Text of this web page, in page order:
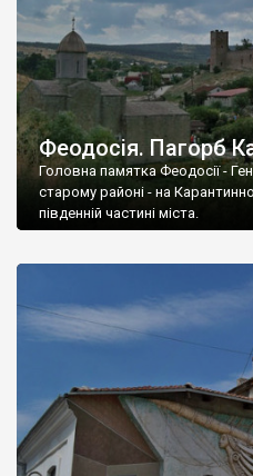
Феодосія. Пагорб
Головна памятка Феодосії -
старому районі - на
південній частині міста.